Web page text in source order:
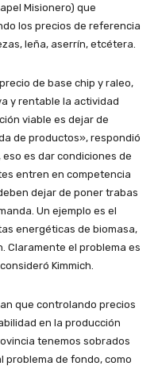
Misionero) que
los precios de referencia
leña, aserrín, etcétera.
de base chip y raleo,
y rentable la actividad
viable es dejar de
de productos», respondió
es dar condiciones de
entren en competencia
dejar de poner trabas
Un ejemplo es el
energéticas de biomasa,
Claramente el problema es
Kimmich.
que controlando precios
en la producción
tenemos sobrados
problema de fondo, como